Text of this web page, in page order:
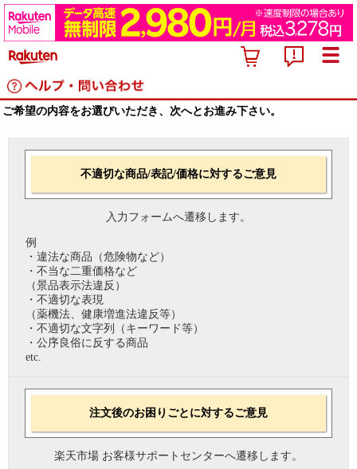
ご希望の内容をお選びいただき、次へとお進み下さい。
不適切な商品/表記/価格に対するご意見
入力フォームへ遷移します。
例
・違法な商品（危険物など）
・不当な二重価格など
（景品表示法違反）
・不適切な表現
（薬機法、健康増進法違反等）
・不適切な文字列（キーワード等）
・公序良俗に反する商品
etc.
注文後のお困りごとに対するご意見
楽天市場 お客様サポートセンターへ遷移します。